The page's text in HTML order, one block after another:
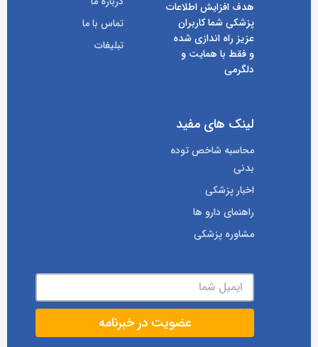
هدف افزایش اطلاعات
پزشکی شما کاربران
عزیز راه اندازی شده
و فقط با همایت و
دلگرمی
تماس با ما
تبلیغات
لینک های مفید
محاسبه شاخص توده
بدنی
اخبار پزشکی
راهنمای دارو ها
مشاوره پزشکی